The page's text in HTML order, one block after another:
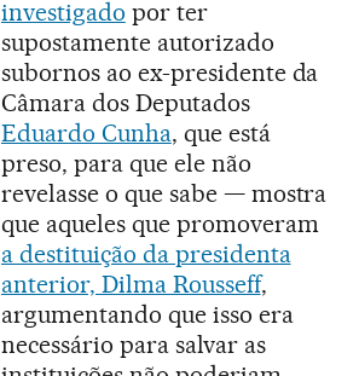
investigado por ter
supostamente autorizado
subornos ao ex-presidente da
Câmara dos Deputados
Eduardo Cunha, que está
preso, para que ele não
revelasse o que sabe — mostra
que aqueles que promoveram
a destituição da presidenta
anterior, Dilma Rousseff,
argumentando que isso era
necessário para salvar as